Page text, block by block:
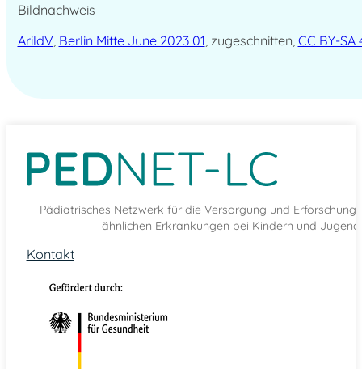
Bildnachweis
ArildV Berlin Mitte June 2023 01 , zugeschnitten, CC BY-SA
Pädiatrisches Netzwerk für die Versorgung und Erforschung
ähnlichen Erkrankungen bei Kindern und
Kontakt